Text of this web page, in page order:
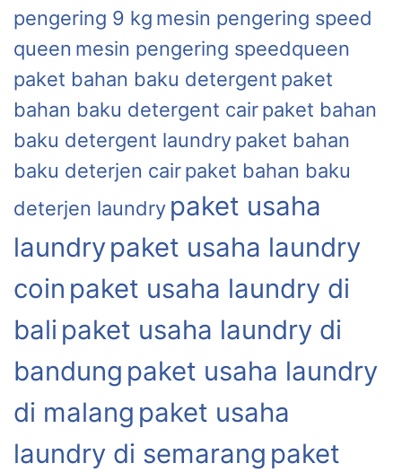
pengering 9 kg mesin pengering speed
queen mesin pengering speedqueen
paket bahan baku detergent paket
bahan baku detergent cairpaket bahan
baku detergent laundrypaket bahan
baku deterjen cairpaket bahan baku
deterjen laundry paket usaha
laundrypaket usaha laundry
coin paket usaha laundry di
bali paket usaha laundry di
bandung paket usaha laundry
di malang paket usaha
laundry di semarang paket